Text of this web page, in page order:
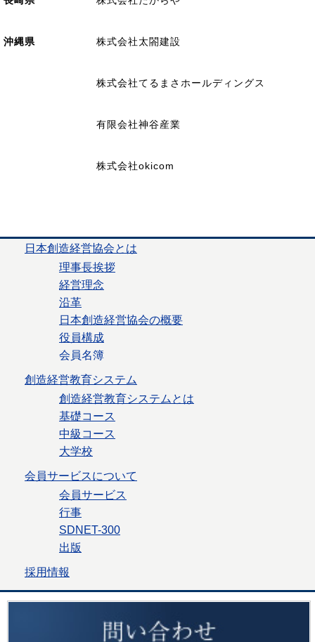
沖縄県 株式会社太閤建設
株式会社てるまさホールディングス
有限会社神谷産業
株式会社okicom
日本創造経営協会とは
理事長挨拶
経営理念
沿革
日本創造経営協会の概要
役員構成
会員名簿
創造経営教育システム
創造経営教育システムとは
基礎コース
中級コース
大学校
会員サービスについて
会員サービス
行事
SDNET-300
出版
採用情報